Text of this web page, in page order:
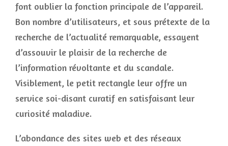
font oublier la fonction principale de l’appareil.
Bon nombre d’utilisateurs, et sous prétexte de la
recherche de l’actualité remarquable, essayent
d’assouvir le plaisir de la recherche de
l’information révoltante et du scandale.
Visiblement, le petit rectangle leur offre un
service soi-disant curatif en satisfaisant leur
curiosité maladive.
L’abondance des sites web et des réseaux